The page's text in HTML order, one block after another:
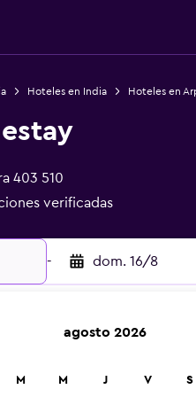
Hoteles en India Hoteles en
403 510
verificadas
- dom. 16/8
agosto 2026
M M J V S